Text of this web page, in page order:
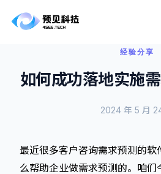
经验分享
如何成功落地实施
2024 年 5 月
最近很多客户咨询需求预测的软
么帮助企业做需求预测的。咱们